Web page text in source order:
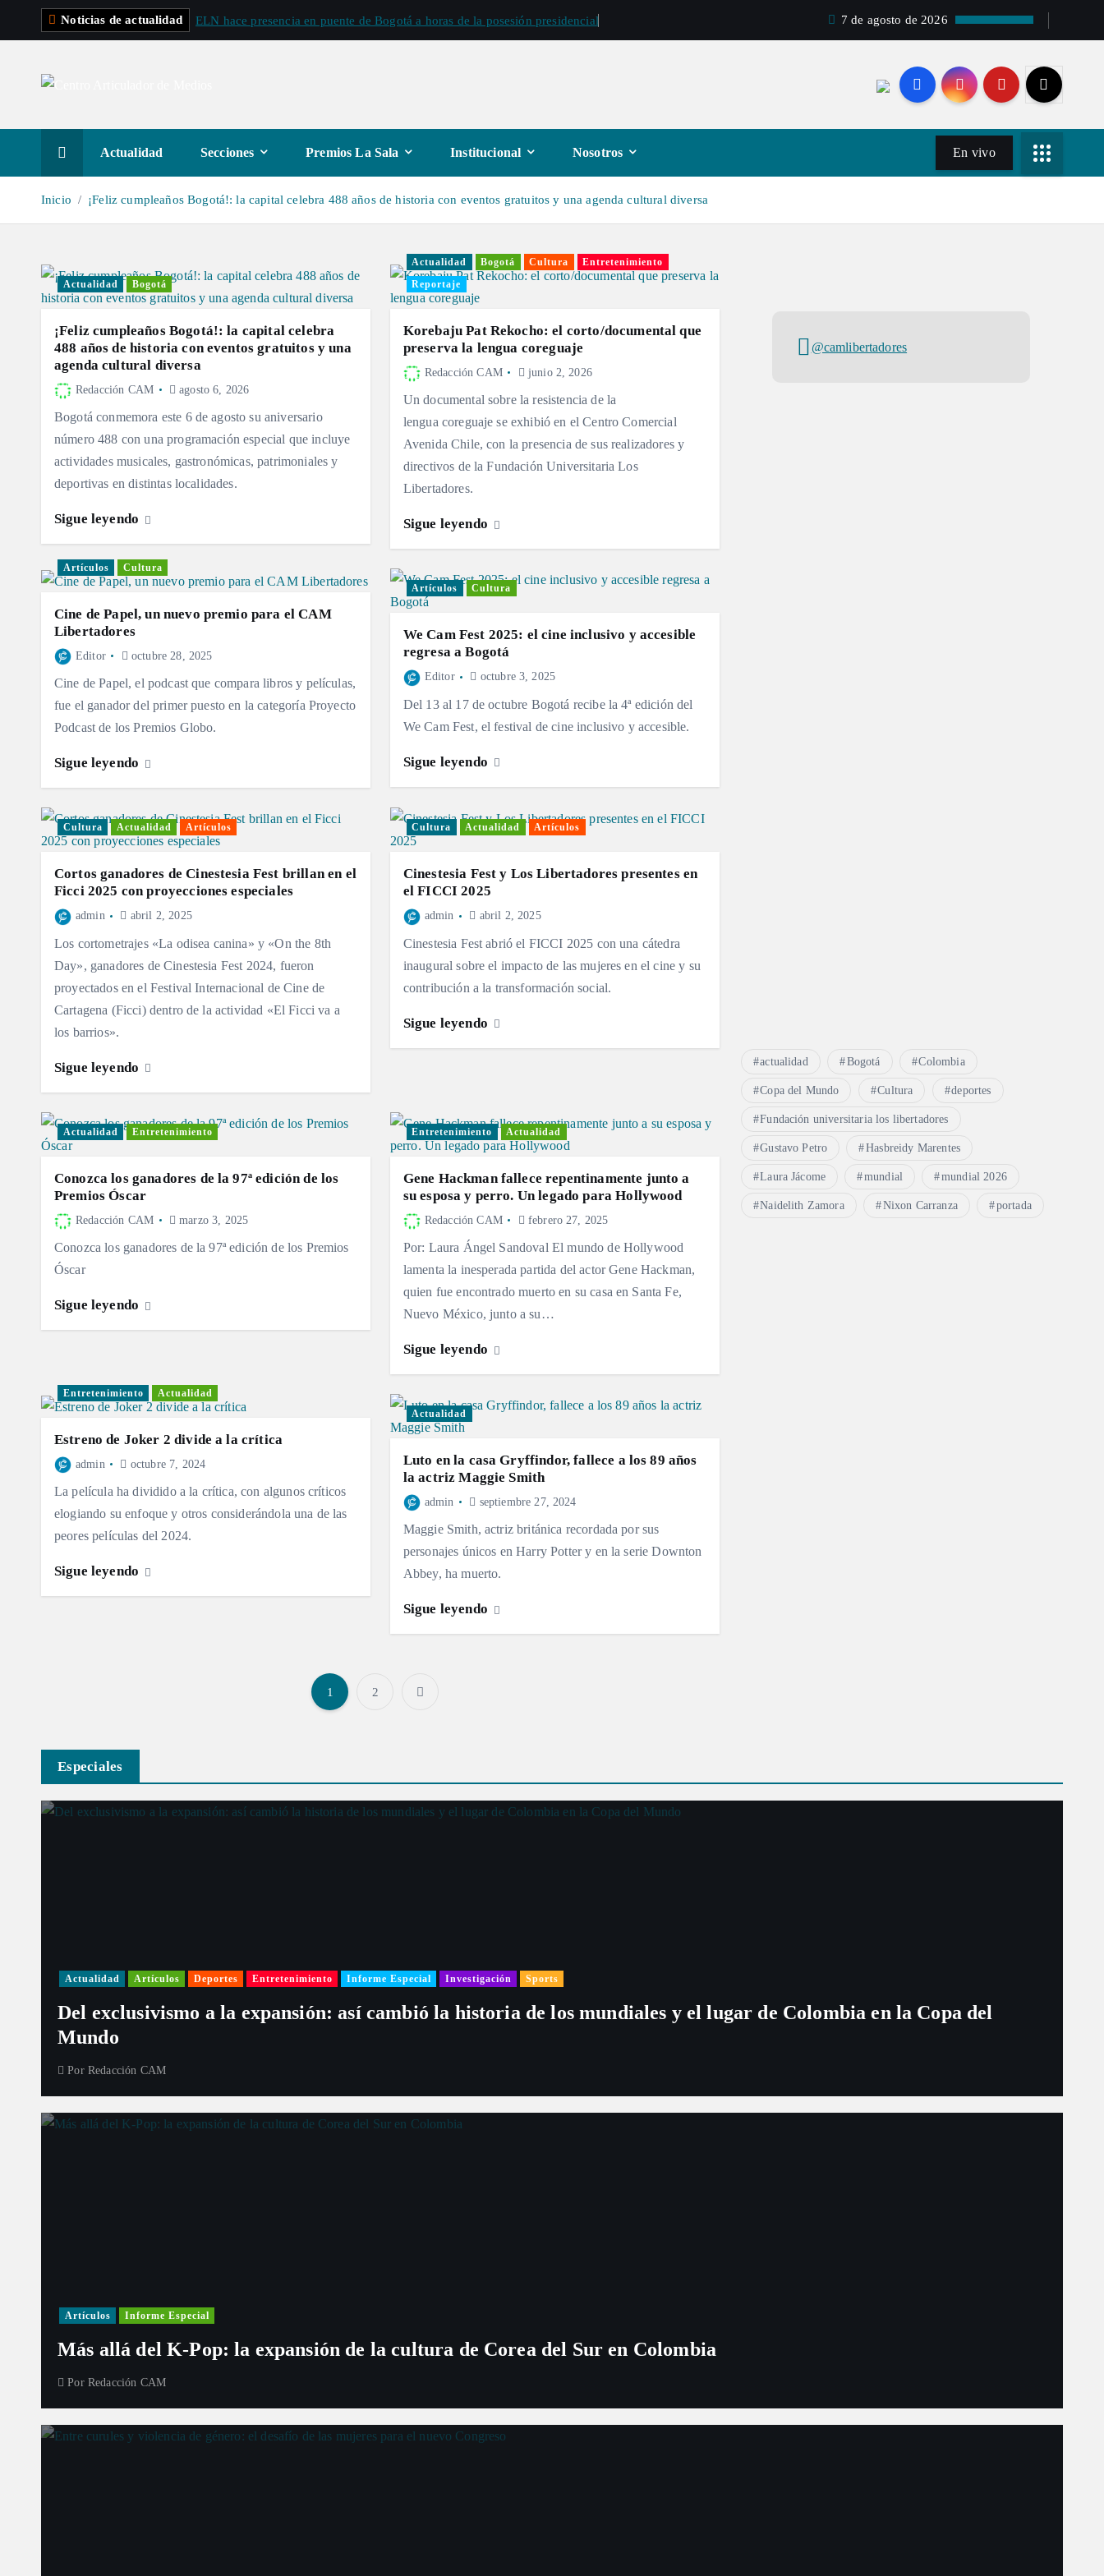
Noticias de actualidad ELN hace presencia en puente de Bogotá a horas de la posesión presidencial 7 de agosto de 2026
Actualidad Secciones Premios La Sala Institucional Nosotros En vivo
Inicio ¡Feliz cumpleaños Bogotá!: la capital celebra 488 años de historia con eventos gratuitos y una agenda cultural diversa
Actualidad Bogotá
¡Feliz cumpleaños Bogotá!: la capital celebra
488 años de historia con eventos gratuitos y una
agenda cultural diversa
Redacción CAM agosto 6, 2026
Bogotá conmemora este 6 de agosto su aniversario
número 488 con una programación especial que incluye
actividades musicales, gastronómicas, patrimoniales y
deportivas en distintas localidades.
Sigue leyendo
Actualidad Bogotá Cultura
Entretenimiento
Reportaje
Korebaju Pat Rekocho: el corto/documental que
preserva la lengua coreguaje
Redacción CAM junio 2, 2026
Un documental sobre la resistencia de la
lengua coreguaje se exhibió en el Centro Comercial
Avenida Chile, con la presencia de sus realizadores y
directivos de la Fundación Universitaria Los
Libertadores.
Sigue leyendo
Artículos Cultura
Cine de Papel, un nuevo premio para el CAM
Libertadores
Editor octubre 28, 2025
Cine de Papel, el podcast que compara libros y películas,
fue el ganador del primer puesto en la categoría Proyecto
Podcast de los Premios Globo.
Sigue leyendo
Artículos Cultura
We Cam Fest 2025: el cine inclusivo y accesible
regresa a Bogotá
Editor octubre 3, 2025
Del 13 al 17 de octubre Bogotá recibe la 4ª edición del
We Cam Fest, el festival de cine inclusivo y accesible.
Sigue leyendo
Cultura Actualidad Artículos
Cortos ganadores de Cinestesia Fest brillan en el
Ficci 2025 con proyecciones especiales
admin abril 2, 2025
Los cortometrajes «La odisea canina» y «On the 8th
Day», ganadores de Cinestesia Fest 2024, fueron
proyectados en el Festival Internacional de Cine de
Cartagena (Ficci) dentro de la actividad «El Ficci va a
los barrios».
Sigue leyendo
Cultura Actualidad Artículos
Cinestesia Fest y Los Libertadores presentes en
el FICCI 2025
admin abril 2, 2025
Cinestesia Fest abrió el FICCI 2025 con una cátedra
inaugural sobre el impacto de las mujeres en el cine y su
contribución a la transformación social.
Sigue leyendo
Actualidad Entretenimiento
Conozca los ganadores de la 97ª edición de los
Premios Óscar
Redacción CAM marzo 3, 2025
Conozca los ganadores de la 97ª edición de los Premios
Óscar
Sigue leyendo
Entretenimiento Actualidad
Gene Hackman fallece repentinamente junto a
su esposa y perro. Un legado para Hollywood
Redacción CAM febrero 27, 2025
Por: Laura Ángel Sandoval El mundo de Hollywood
lamenta la inesperada partida del actor Gene Hackman,
quien fue encontrado muerto en su casa en Santa Fe,
Nuevo México, junto a su…
Sigue leyendo
Entretenimiento Actualidad
Estreno de Joker 2 divide a la crítica
admin octubre 7, 2024
La película ha dividido a la crítica, con algunos críticos
elogiando su enfoque y otros considerándola una de las
peores películas del 2024.
Sigue leyendo
Actualidad
Luto en la casa Gryffindor, fallece a los 89 años
la actriz Maggie Smith
admin septiembre 27, 2024
Maggie Smith, actriz británica recordada por sus
personajes únicos en Harry Potter y en la serie Downton
Abbey, ha muerto.
Sigue leyendo
g
c
n
t
r
a
1 2
@camlibertadores
actualidad Bogotá Colombia
Copa del Mundo Cultura deportes
Fundación universitaria los libertadores
Gustavo Petro Hasbreidy Marentes
Laura Jácome mundial mundial 2026
Naidelith Zamora Nixon Carranza portada
Especiales
Actualidad Artículos Deportes Entretenimiento Informe Especial Investigación Sports
Del exclusivismo a la expansión: así cambió la historia de los mundiales y el lugar de Colombia en la Copa del
Mundo
Por Redacción CAM
Artículos Informe Especial
Más allá del K-Pop: la expansión de la cultura de Corea del Sur en Colombia
Por Redacción CAM